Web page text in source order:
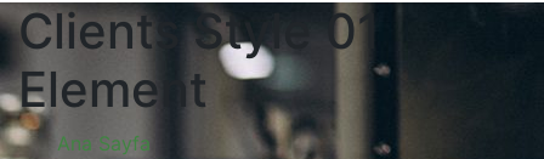
Clients Style 01
Element
Ana Sayfa